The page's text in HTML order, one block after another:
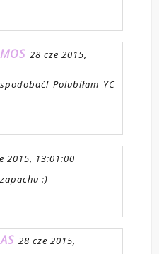
28 cze 2015,
Polubiłam YC
2015, 13:01:00
:)
28 cze 2015,